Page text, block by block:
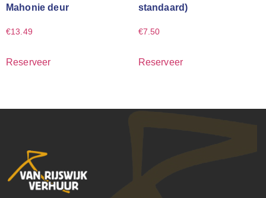
Mahonie deur
€13.49
Reserveer
standaard)
€7.50
Reserveer